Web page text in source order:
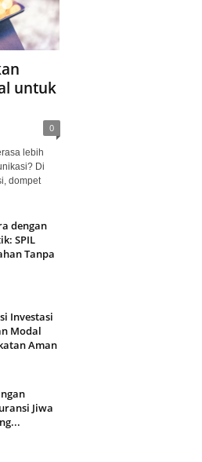
untuk
0
lebih
Di
dompet
dengan
SPIL
Tanpa
Investasi
Modal
Aman
Jiwa